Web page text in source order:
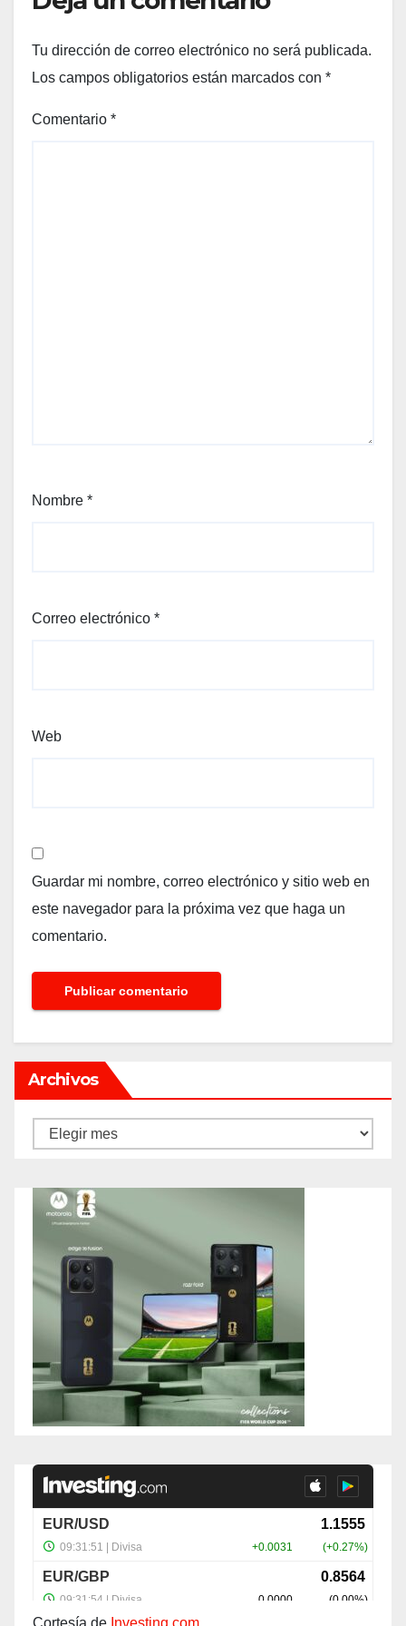
Tu dirección de correo electrónico no será publicada.
Los campos obligatorios están marcados con *
Comentario *
Nombre *
Correo electrónico *
Web
Guardar mi nombre, correo electrónico y sitio web en
este navegador para la próxima vez que haga un
comentario.
Archivos
Archivos
Cortesía de Investing.com